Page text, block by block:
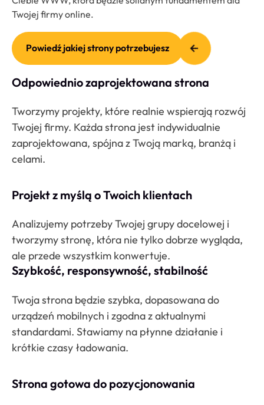
Twojej firmy online.
Powiedź jakiej strony potrzebujesz
Odpowiednio zaprojektowana strona
Tworzymy projekty, które realnie wspierają rozwój
Twojej firmy. Każda strona jest indywidualnie
zaprojektowana, spójna z Twoją marką, branżą i
celami.
Projekt z myślą o Twoich klientach
Analizujemy potrzeby Twojej grupy docelowej i
tworzymy stronę, która nie tylko dobrze wygląda,
ale przede wszystkim konwertuje.
Szybkość, responsywność, stabilność
Twoja strona będzie szybka, dopasowana do
urządzeń mobilnych i zgodna z aktualnymi
standardami. Stawiamy na płynne działanie i
krótkie czasy ładowania.
Strona gotowa do pozycjonowania